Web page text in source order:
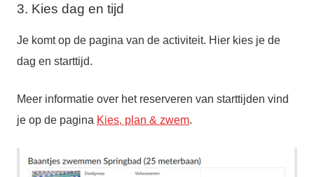
3. Kies dag en tijd
Je komt op de pagina van de activiteit. Hier kies je de
dag en starttijd.
Meer informatie over het reserveren van starttijden vind
je op de pagina Kies, plan & zwem.